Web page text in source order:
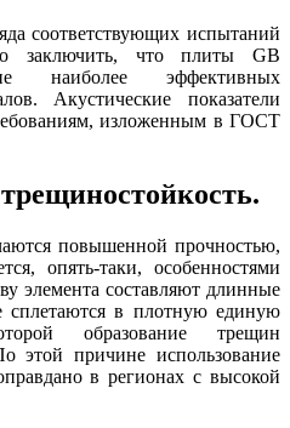
соответствующих испытаний
заключить, что плиты GB
наиболее эффективных
Акустические показатели
изложенным в ГОСТ
повышенной прочностью,
опять-таки, особенностями
элемента составляют длинные
сплетаются в плотную единую
образование трещин
этой причине использование
в регионах с высокой